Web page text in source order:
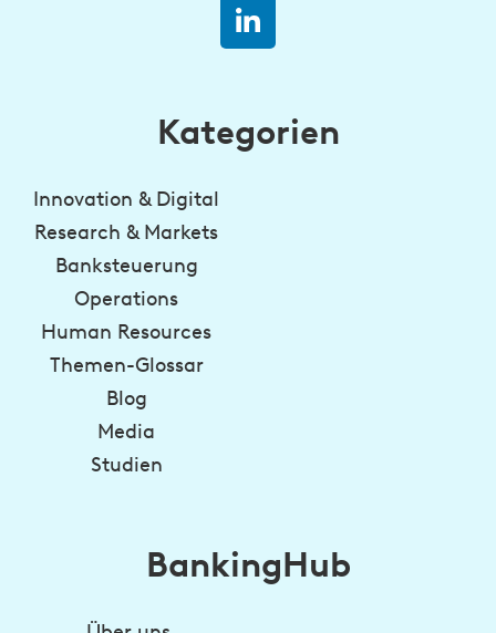
Kategorien
Innovation & Digital
Research & Markets
Banksteuerung
Operations
Human Resources
Themen-Glossar
Blog
Media
Studien
BankingHub